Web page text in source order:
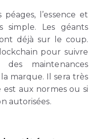
l’essence et
Les géants
déjà sur le coup.
pour suivre
maintenances
marque. Il sera très
aux normes ou si
autorisées.